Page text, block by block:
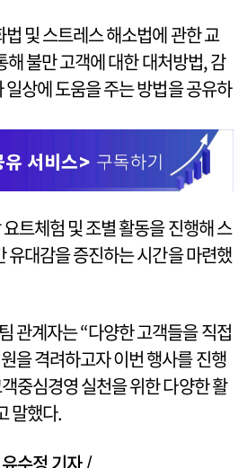
및 스트레스 해소법에 관한 교
해 불만 고객에 대한 대처방법, 감
일상에 도움을 주는 방법을 공유하
트체험 및 조별 활동을 진행해 스
유대감을 증진하는 시간을 마련했
관계자는 “다양한 고객들을 직접
을 격려하고자 이번 행사를 진행
중심경영 실천을 위한 다양한 활
말했다.